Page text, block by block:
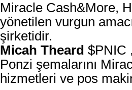
Miracle Cash&More,
yönetilen vurgun
şirketidir.
Micah Theard $PNIC
Ponzi şemalarını
hizmetleri ve pos